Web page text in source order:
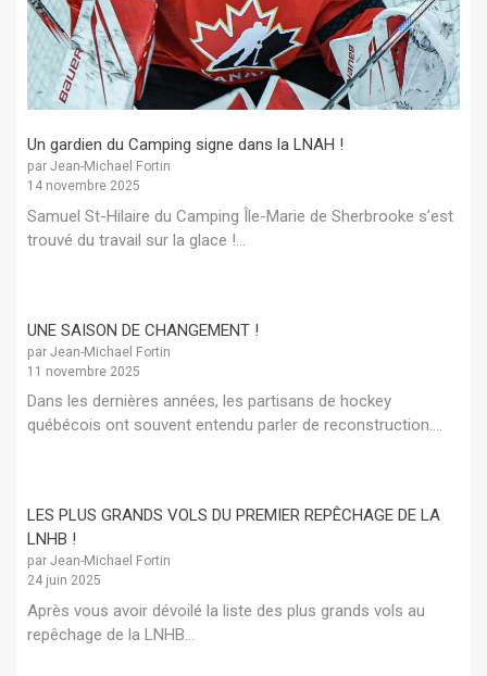
Un gardien du Camping signe dans la LNAH !
par Jean-Michael Fortin
14 novembre 2025
Samuel St-Hilaire du Camping Île-Marie de Sherbrooke s’est
trouvé du travail sur la glace !...
UNE SAISON DE CHANGEMENT !
par Jean-Michael Fortin
11 novembre 2025
Dans les dernières années, les partisans de hockey
québécois ont souvent entendu parler de reconstruction....
LES PLUS GRANDS VOLS DU PREMIER REPÊCHAGE DE LA
LNHB !
par Jean-Michael Fortin
24 juin 2025
Après vous avoir dévoilé la liste des plus grands vols au
repêchage de la LNHB...